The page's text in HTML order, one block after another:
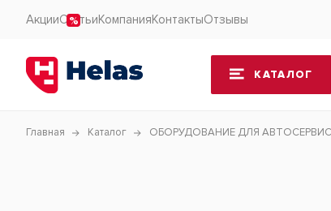
АкцииСтатьиКомпанияКонтактыОтзывы
КАТАЛОГ
Главная Каталог ОБОРУДОВАНИЕ ДЛЯ